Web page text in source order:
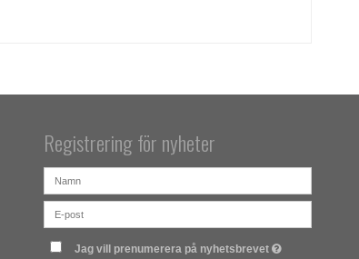
Registrering för nyheter
Jag vill prenumerera på nyhetsbrevet